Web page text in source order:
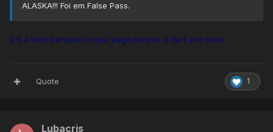
ALASKA!!! Foi em False Pass.
2.9 é bem tranquilo..o que pega mesmo é de 6 pra cima...
1
Quote
Lubacris